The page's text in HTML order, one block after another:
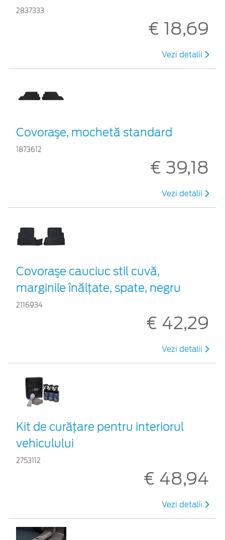
2837333
€ 18,69
Vezi detalii
Covoraşe, mochetă standard
1873612
€ 39,18
Vezi detalii
Covoraşe cauciuc stil cuvă,
marginile înălțate, spate, negru
2116934
€ 42,29
Vezi detalii
Kit de curățare pentru interiorul
vehiculului
2753112
€ 48,94
Vezi detalii